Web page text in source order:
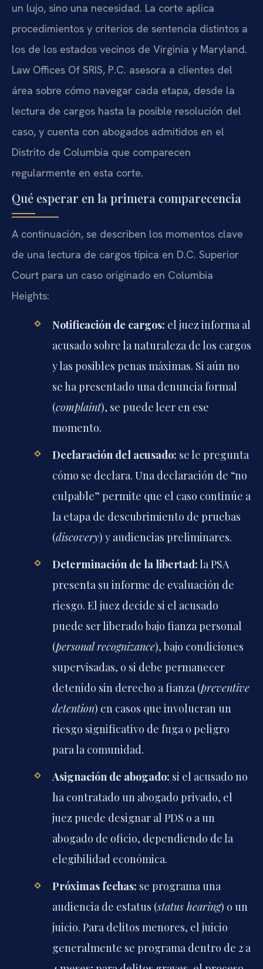
un lujo, sino una necesidad. La corte aplica
procedimientos y criterios de sentencia distintos a
los de los estados vecinos de Virginia y Maryland.
Law Offices Of SRIS, P.C. asesora a clientes del
área sobre cómo navegar cada etapa, desde la
lectura de cargos hasta la posible resolución del
caso, y cuenta con abogados admitidos en el
Distrito de Columbia que comparecen
regularmente en esta corte.
Qué esperar en la primera comparecencia
A continuación, se describen los momentos clave
de una lectura de cargos típica en D.C. Superior
Court para un caso originado en Columbia
Heights:
Notificación de cargos: el juez informa al
acusado sobre la naturaleza de los cargos
y las posibles penas máximas. Si aún no
se ha presentado una denuncia formal
(complaint), se puede leer en ese
momento.
Declaración del acusado: se le pregunta
cómo se declara. Una declaración de “no
culpable” permite que el caso continúe a
la etapa de descubrimiento de pruebas
(discovery) y audiencias preliminares.
Determinación de la libertad:la PSA
presenta su informe de evaluación de
riesgo. El juez decide si el acusado
puede ser liberado bajo fianza personal
(personal recognizance), bajo condiciones
supervisadas, o si debe permanecer
detenido sin derecho a fianza (preventive
detention) en casos que involucran un
riesgo significativo de fuga o peligro
para la comunidad.
Asignación de abogado: si el acusado no
ha contratado un abogado privado, el
juez puede designar al PDS o a un
abogado de oficio, dependiendo de la
elegibilidad económica.
Próximas fechas: se programa una
audiencia de estatus (status hearing) o un
juicio. Para delitos menores, el juicio
generalmente se programa dentro de 2 a